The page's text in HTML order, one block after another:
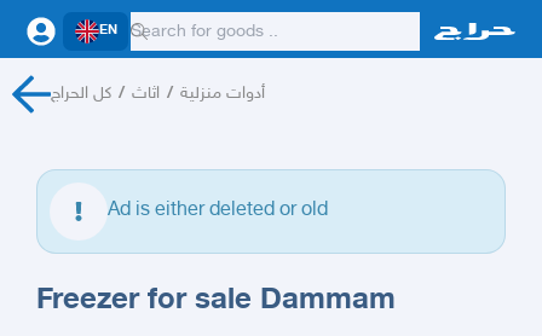
EN
كل الحراج / اثاث / أدوات منزلية
Ad is either deleted or old
Freezer for sale Dammam